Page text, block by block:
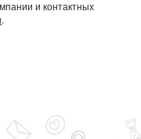
и контактных
.